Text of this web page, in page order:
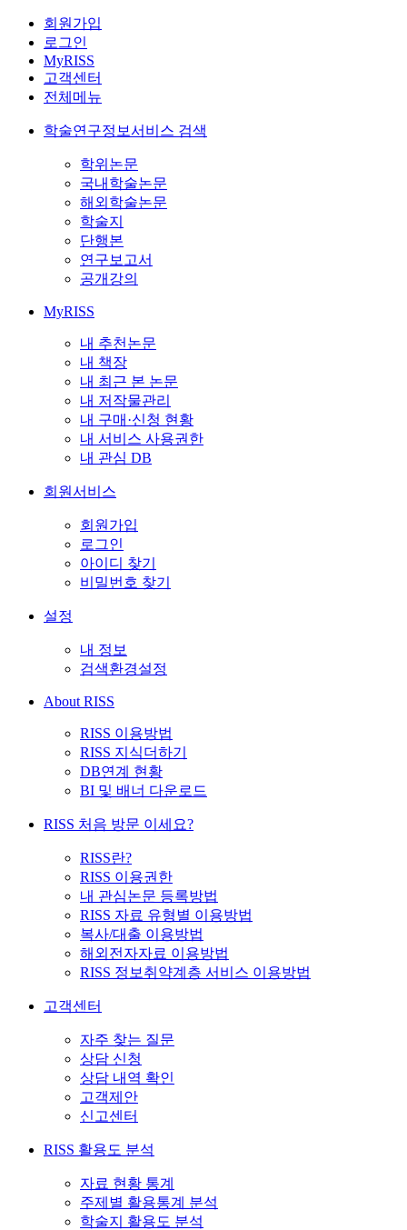
회원가입
로그인
MyRISS
고객센터
전체메뉴
학술연구정보서비스 검색
학위논문
국내학술논문
해외학술논문
학술지
단행본
연구보고서
공개강의
MyRISS
내 추천논문
내 책장
내 최근 본 논문
내 저작물관리
내 구매·신청 현황
내 서비스 사용권한
내 관심 DB
회원서비스
회원가입
로그인
아이디 찾기
비밀번호 찾기
설정
내 정보
검색환경설정
About RISS
RISS 이용방법
RISS 지식더하기
DB연계 현황
BI 및 배너 다운로드
RISS 처음 방문 이세요?
RISS란?
RISS 이용권한
내 관심논문 등록방법
RISS 자료 유형별 이용방법
복사/대출 이용방법
해외전자자료 이용방법
RISS 정보취약계층 서비스 이용방법
고객센터
자주 찾는 질문
상담 신청
상담 내역 확인
고객제안
신고센터
RISS 활용도 분석
자료 현황 통계
주제별 활용통계 분석
학술지 활용도 분석